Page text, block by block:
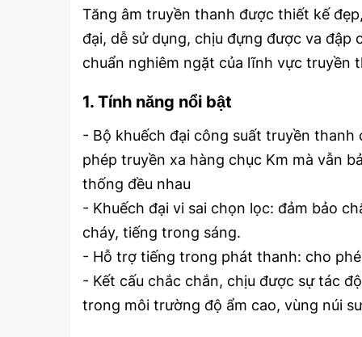
Tăng âm truyền thanh được thiết kế
đại, dễ sử dụng, chịu đựng được va
chuẩn nghiêm ngặt của lĩnh vực truyền
1. Tính năng nổi bật
- Bộ khuếch đại công suất truyền
phép truyền xa hàng chục Km mà vẫn
thống đều nhau
- Khuếch đại vi sai chọn lọc: đảm bảo
cháy, tiếng trong sáng.
- Hỗ trợ tiếng trong phát thanh: cho
- Kết cấu chắc chắn, chịu được sự tác
trong môi trường độ ẩm cao, vùng núi
Nổi
Bật
hệ thống truyền thanh
Nổi
Bật
Hệ Thống Truyền Thanh Ứng
Dụng Công Nghệ Thông Tin,
Đổi Số Các Đài ...
lien_he